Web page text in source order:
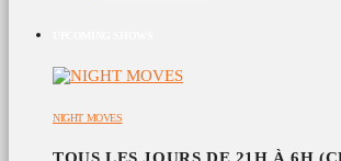
NIGHT MOVES